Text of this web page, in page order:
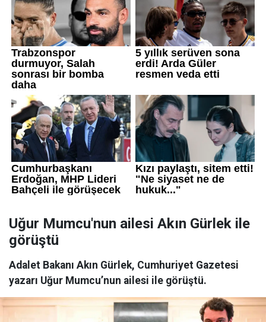
Uğur Mumcu'nun ailesi Akın Gürlek ile
görüştü
Adalet Bakanı Akın Gürlek, Cumhuriyet Gazetesi
yazarı Uğur Mumcu’nun ailesi ile görüştü.